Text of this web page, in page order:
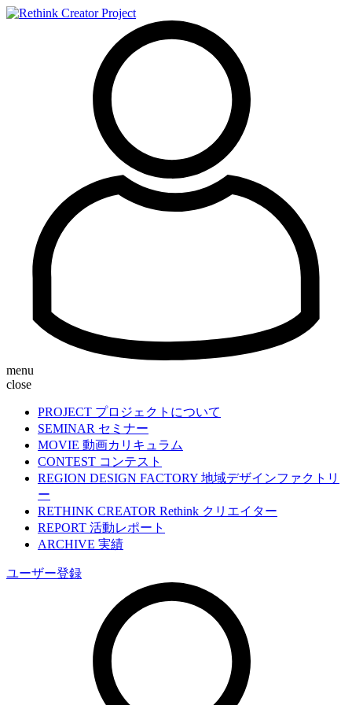
menu
close
PROJECT プロジェクトについて
SEMINAR セミナー
MOVIE 動画カリキュラム
CONTEST コンテスト
REGION DESIGN FACTORY 地域デザインファクトリ
ー
RETHINK CREATOR Rethink クリエイター
REPORT 活動レポート
ARCHIVE 実績
ユーザー登録